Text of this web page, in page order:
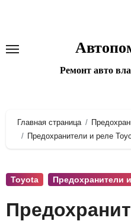
Ремонт авто
Главная страница
Предохранители и реле
Toyota Предохранители